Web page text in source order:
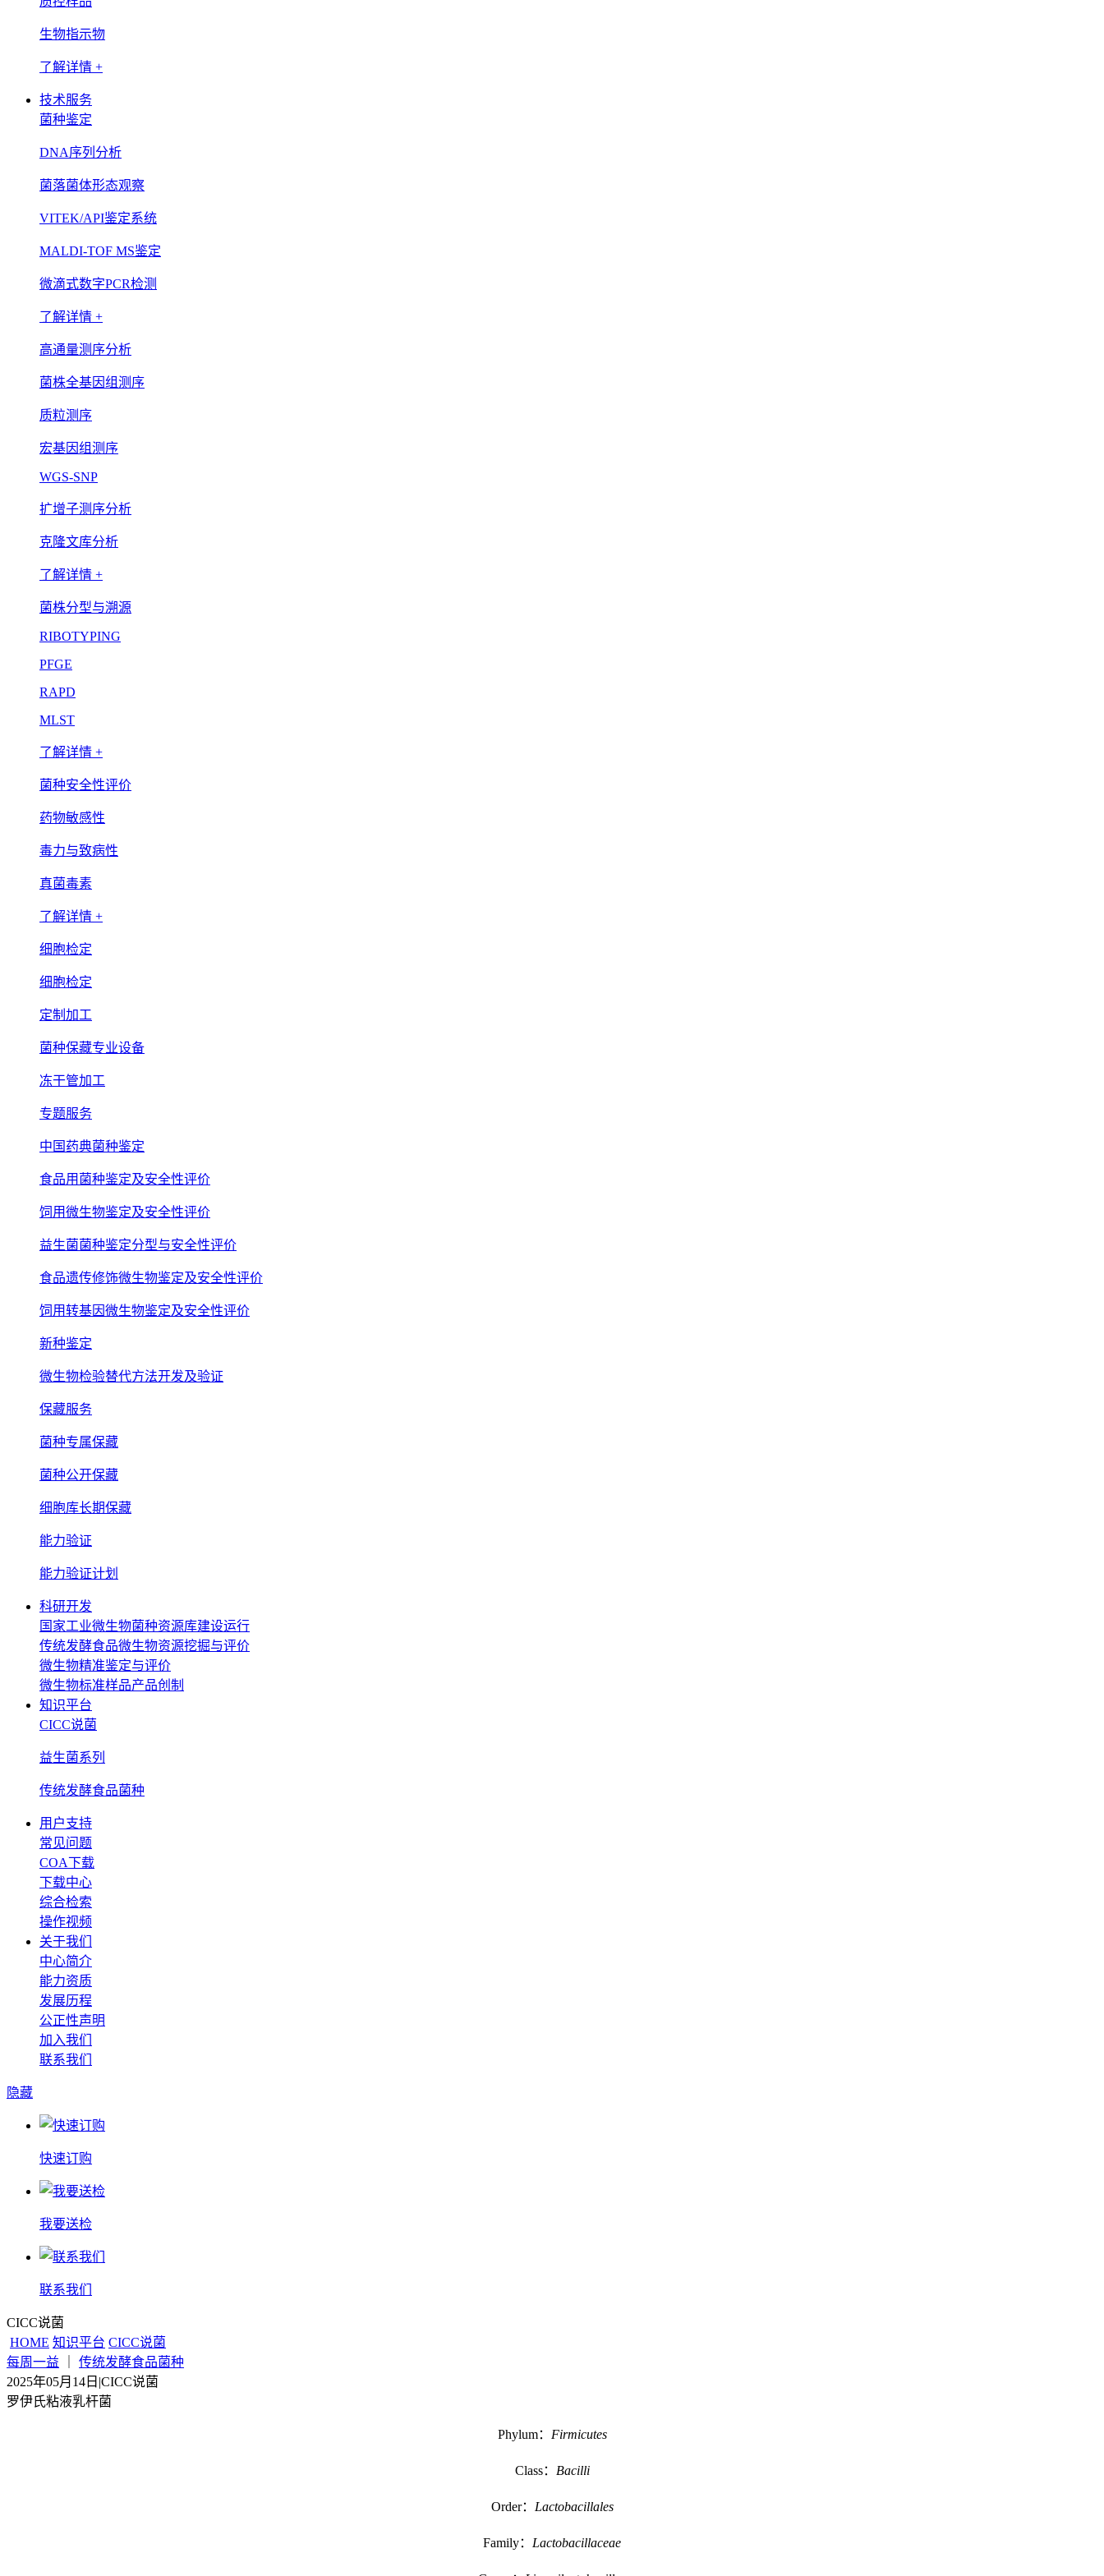
生物指示物
了解详情 +
技术服务
菌种鉴定
DNA序列分析
菌落菌体形态观察
VITEK/API鉴定系统
MALDI-TOF MS鉴定
微滴式数字PCR检测
了解详情 +
高通量测序分析
菌株全基因组测序
质粒测序
宏基因组测序
WGS-SNP
扩增子测序分析
克隆文库分析
了解详情 +
菌株分型与溯源
RIBOTYPING
PFGE
RAPD
MLST
了解详情 +
菌种安全性评价
药物敏感性
毒力与致病性
真菌毒素
了解详情 +
细胞检定
细胞检定
定制加工
菌种保藏专业设备
冻干管加工
专题服务
中国药典菌种鉴定
食品用菌种鉴定及安全性评价
饲用微生物鉴定及安全性评价
益生菌菌种鉴定分型与安全性评价
食品遗传修饰微生物鉴定及安全性评价
饲用转基因微生物鉴定及安全性评价
新种鉴定
微生物检验替代方法开发及验证
保藏服务
菌种专属保藏
菌种公开保藏
细胞库长期保藏
能力验证
能力验证计划
科研开发
国家工业微生物菌种资源库建设运行
传统发酵食品微生物资源挖掘与评价
微生物精准鉴定与评价
微生物标准样品产品创制
知识平台
CICC说菌
益生菌系列
传统发酵食品菌种
用户支持
常见问题
COA下载
下载中心
综合检索
操作视频
关于我们
中心简介
能力资质
发展历程
公正性声明
加入我们
联系我们
隐藏
快速订购
我要送检
联系我们
CICC说菌
HOME 知识平台 CICC说菌
每周一益
传统发酵食品菌种
2025年05月14日 |CICC说菌
罗伊氏粘液乳杆菌
Phylum： Firmicutes
Class： Bacilli
Order： Lactobacillales
Family： Lactobacillaceae